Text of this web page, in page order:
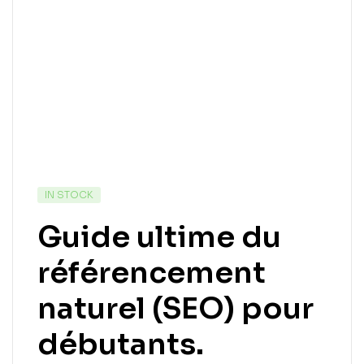
IN STOCK
Guide ultime du
référencement
naturel (SEO) pour
débutants.